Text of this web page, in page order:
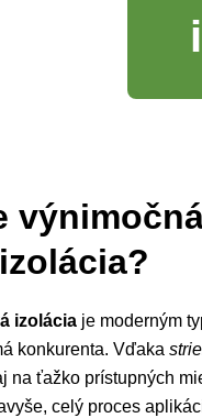
izolácia je moderným
konkurenta. Vďaka
na ťažko prístupných
celý proces